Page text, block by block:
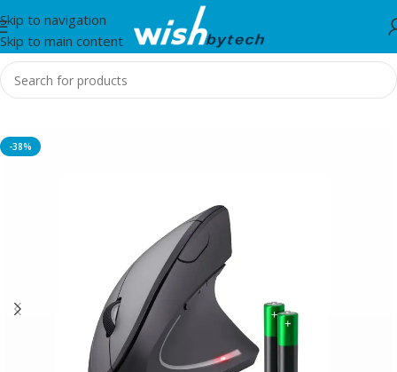
Skip to navigation
Skip to main content
Home/Trust
-38%